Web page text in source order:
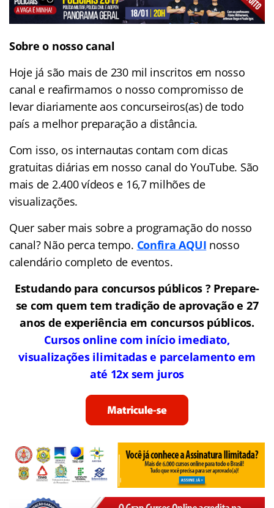
Sobre o nosso canal
Hoje já são mais de 230 mil inscritos em nosso
canal e reafirmamos o nosso compromisso de
levar diariamente aos concurseiros(as) de todo
país a melhor preparação a distância.
Com isso, os internautas contam com dicas
gratuitas diárias em nosso canal do YouTube. São
mais de 2.400 vídeos e 16,7 milhões de
visualizações.
Quer saber mais sobre a programação do nosso
canal? Não perca tempo. Confira AQUI nosso
calendário completo de eventos.
Estudando para concursos públicos ? Prepare-
se com quem tem tradição de aprovação e 27
anos de experiência em concursos públicos.
Cursos online com início imediato,
visualizações ilimitadas e parcelamento em
até 12x sem juros